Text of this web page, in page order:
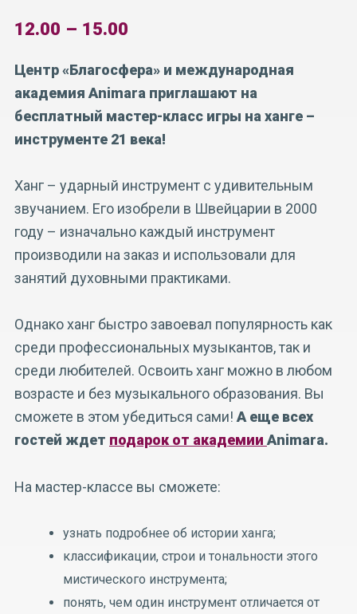
12.00 – 15.00
Центр «Благосфера» и международная
академияAnimara приглашают на
бесплатный мастер-класс игры на ханге –
инструменте 21 века!
Ханг – ударный инструмент с удивительным
звучанием. Его изобрели в Швейцарии в 2000
году – изначально каждый инструмент
производили на заказ и использовали для
занятий духовными практиками.
Однако ханг быстро завоевал популярность как
среди профессиональных музыкантов, так и
среди любителей. Освоить ханг можно в любом
возрасте и без музыкального образования. Вы
сможете в этом убедиться сами!А еще всех
гостей ждет подарок от академииAnimara.
На мастер-классе вы сможете:
узнать подробнее об истории ханга;
классификации, строи и тональности этого
мистического инструмента;
понять, чем один инструмент отличается от